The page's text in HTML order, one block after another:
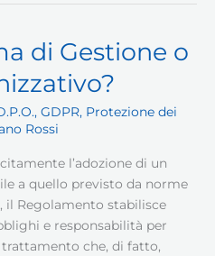
di Gestione o
, GDPR, Protezione dei
Rossi
l’adozione di un
a quello previsto da norme
il Regolamento stabilisce
e responsabilità per
che, di fatto,